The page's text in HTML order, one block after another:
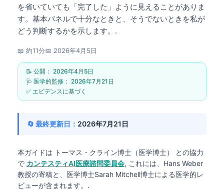
を省いていても「完了した」ように見えることがありま
す。基本パネルで十分なときと、そうでないときを私が
どう判断するかを示します。.
📖 約11分📅 2026年4月5日
📝 公開： 2026年4月5日
🩺 医学的監修： 2026年7月21日
✅ エビデンスに基づく
🔄 最終更新日： 2026年7月21日
本ガイドは トーマス・クライン博士（医学博士）
との協力
で カンテスティAI医療諮問委員会, これには、Hans Weber
教授の寄稿と、医学博士Sarah Mitchell博士による医学的レ
ビューが含まれます。.